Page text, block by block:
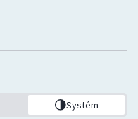
Systém